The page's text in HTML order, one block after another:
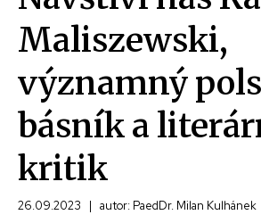
Maliszewski,
významný
básník a
kritik
26.09.2023 | autor: PaedDr. Milan Kulhánek